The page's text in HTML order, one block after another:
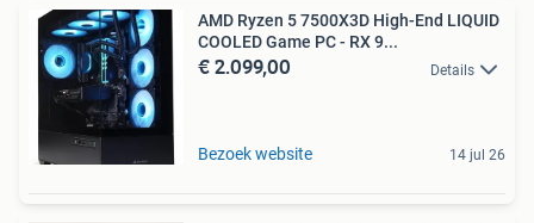
AMD Ryzen 5 7500X3D High-End LIQUID
COOLED Game PC - RX 9...
€ 2.099,00 Details
Bezoek website 14 jul 26